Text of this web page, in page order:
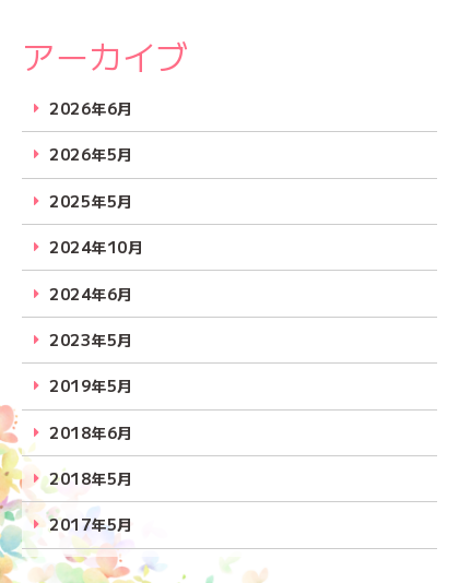
アーカイブ
2026年6月
2026年5月
2025年5月
2024年10月
2024年6月
2023年5月
2019年5月
2018年6月
2018年5月
2017年5月
2016年6月